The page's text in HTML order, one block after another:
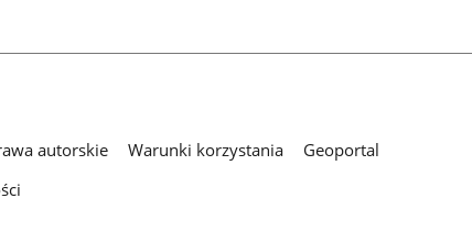
autorskie Warunki korzystania
Geoportal